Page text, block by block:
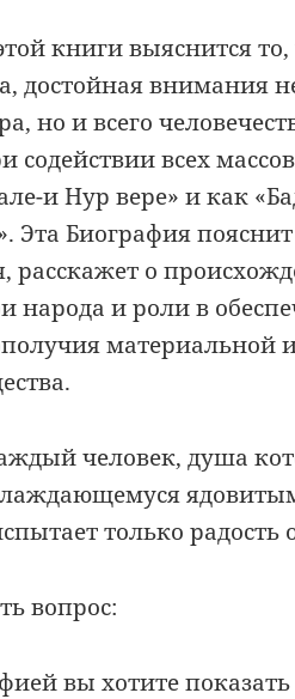
книги выяснится то,
достойная внимания
но и всего
всех
и Нур вере» и как
Эта Биография
расскажет о
народа и роли в
материальной
человек, душа
только радость
вопрос:
вы хотите